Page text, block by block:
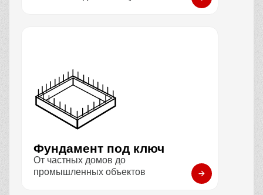
Фундамент под ключ
От частных домов до
промышленных объектов